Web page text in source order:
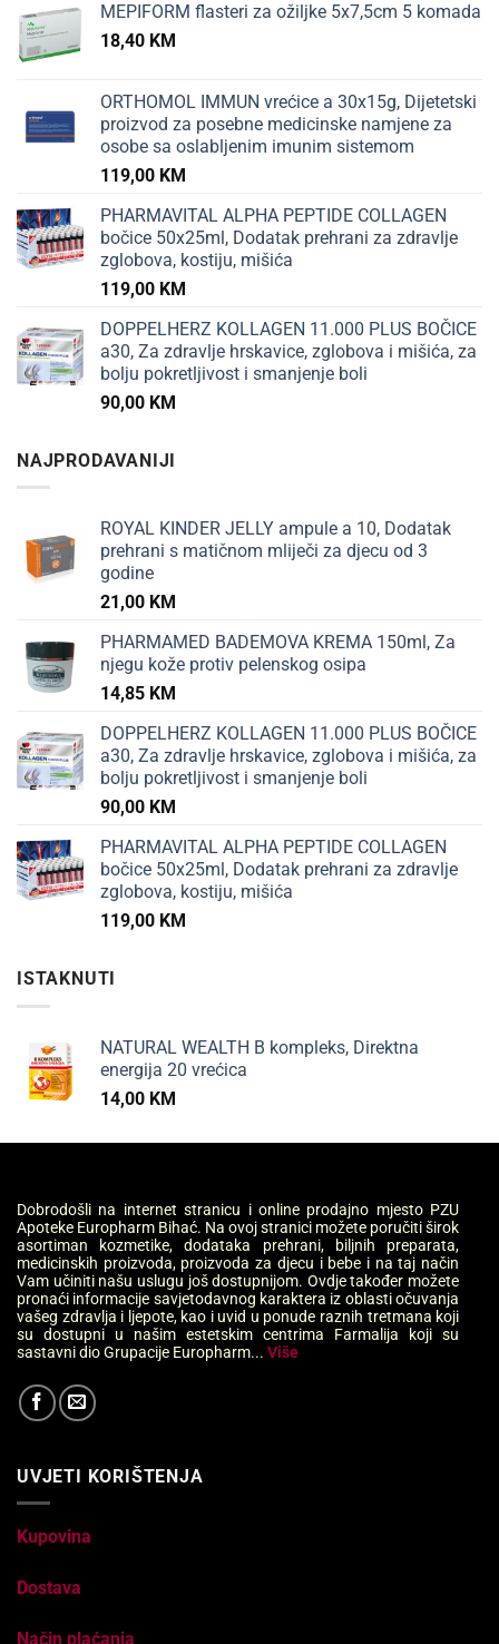
MEPIFORM flasteri za ožiljke 5x7,5cm 5 komada
18,40 KM
ORTHOMOL IMMUN vrećice a 30x15g, Dijetetski
proizvod za posebne medicinske namjene za
osobe sa oslabljenim imunim sistemom
119,00 KM
PHARMAVITAL ALPHA PEPTIDE COLLAGEN
bočice 50x25ml, Dodatak prehrani za zdravlje
zglobova, kostiju, mišića
119,00 KM
DOPPELHERZ KOLLAGEN 11.000 PLUS BOČICE
a30, Za zdravlje hrskavice, zglobova i mišića, za
bolju pokretljivost i smanjenje boli
90,00 KM
NAJPRODAVANIJI
ROYAL KINDER JELLY ampule a 10, Dodatak
prehrani s matičnom mliječi za djecu od 3
godine
21,00 KM
PHARMAMED BADEMOVA KREMA 150ml, Za
njegu kože protiv pelenskog osipa
14,85 KM
DOPPELHERZ KOLLAGEN 11.000 PLUS BOČICE
a30, Za zdravlje hrskavice, zglobova i mišića, za
bolju pokretljivost i smanjenje boli
90,00 KM
PHARMAVITAL ALPHA PEPTIDE COLLAGEN
bočice 50x25ml, Dodatak prehrani za zdravlje
zglobova, kostiju, mišića
119,00 KM
ISTAKNUTI
NATURAL WEALTH B kompleks, Direktna
energija 20 vrećica
14,00 KM
Dobrodošli na internet stranicu i online prodajno mjesto PZU
Apoteke Europharm Bihać. Na ovoj stranici možete poručiti širok
asortiman kozmetike, dodataka prehrani, biljnih preparata,
medicinskih proizvoda, proizvoda za djecu i bebe i na taj način
Vam učiniti našu uslugu još dostupnijom. Ovdje također možete
pronaći informacije savjetodavnog karaktera iz oblasti očuvanja
vašeg zdravlja i ljepote, kao i uvid u ponude raznih tretmana koji
su dostupni u našim estetskim centrima Farmalija koji su
sastavni dio Grupacije Europharm... Više
UVJETI KORIŠTENJA
Kupovina
Dostava
Način plaćanja